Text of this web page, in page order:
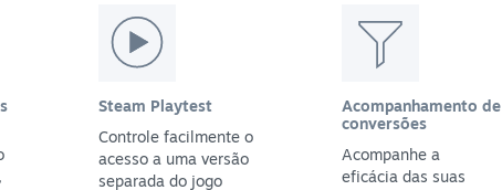
Steam Playtest
Controle facilmente o
acesso a uma versão
separada do jogo
Acompanhamento de
conversões
Acompanhe a
eficácia das suas